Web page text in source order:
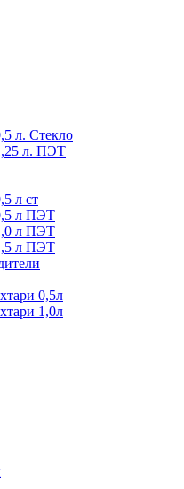
л. Стекло
л. ПЭТ
л ст
л ПЭТ
л ПЭТ
л ПЭТ
0,5л
1,0л